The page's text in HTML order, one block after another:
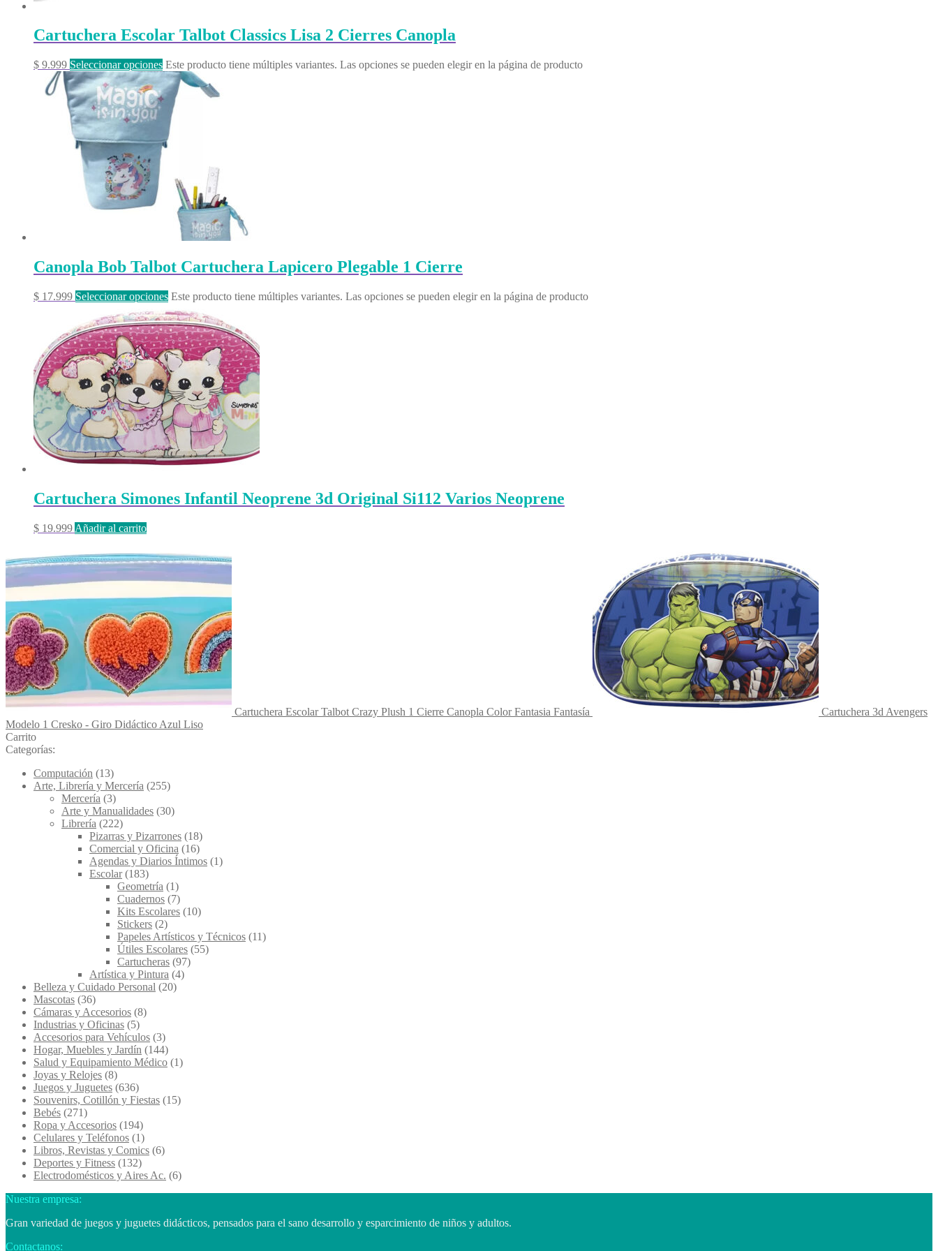
Cartuchera Escolar Talbot Classics Lisa 2 Cierres Canopla
$ 9.999 Seleccionar opciones Este producto tiene múltiples variantes. Las opciones se pueden elegir en la página de producto
Canopla Bob Talbot Cartuchera Lapicero Plegable 1 Cierre
$ 17.999 Seleccionar opciones Este producto tiene múltiples variantes. Las opciones se pueden elegir en la página de producto
Cartuchera Simones Infantil Neoprene 3d Original Si112 Varios Neoprene
$ 19.999 Añadir al carrito
Cartuchera Escolar Talbot Crazy Plush 1 Cierre Canopla Color Fantasia Fantasía
Cartuchera 3d Avengers
Modelo 1 Cresko - Giro Didáctico Azul Liso
Carrito
Categorías:
Computación (13)
Arte, Librería y Mercería (255)
Mercería (3)
Arte y Manualidades (30)
Librería (222)
Pizarras y Pizarrones (18)
Comercial y Oficina (16)
Agendas y Diarios Íntimos (1)
Escolar (183)
Geometría (1)
Cuadernos (7)
Kits Escolares (10)
Stickers (2)
Papeles Artísticos y Técnicos (11)
Útiles Escolares (55)
Cartucheras (97)
Artística y Pintura (4)
Belleza y Cuidado Personal (20)
Mascotas (36)
Cámaras y Accesorios (8)
Industrias y Oficinas (5)
Accesorios para Vehículos (3)
Hogar, Muebles y Jardín (144)
Salud y Equipamiento Médico (1)
Joyas y Relojes (8)
Juegos y Juguetes (636)
Souvenirs, Cotillón y Fiestas (15)
Bebés (271)
Ropa y Accesorios (194)
Celulares y Teléfonos (1)
Libros, Revistas y Comics (6)
Deportes y Fitness (132)
Electrodomésticos y Aires Ac. (6)
Nuestra empresa:
Gran variedad de juegos y juguetes didácticos, pensados para el sano desarrollo y esparcimiento de niños y adultos.
Contactanos: